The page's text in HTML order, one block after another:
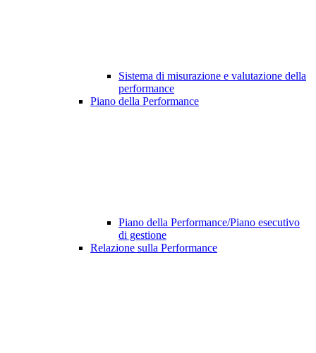
Sistema di misurazione e valutazione della
performance
Piano della Performance
Piano della Performance/Piano esecutivo
di gestione
Relazione sulla Performance